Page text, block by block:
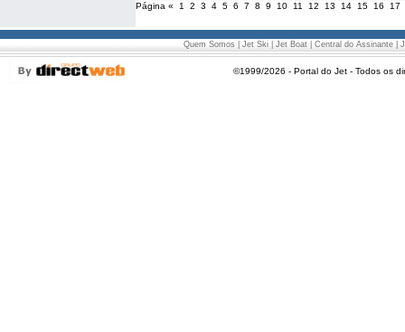
Página « 1 2 3 4 5 6 7 8 9 10 11 12 13 14 15 16 17
Quem Somos Jet Ski Jet Boat Central do Assinante
©1999/2026 - Portal do Jet - Todos os